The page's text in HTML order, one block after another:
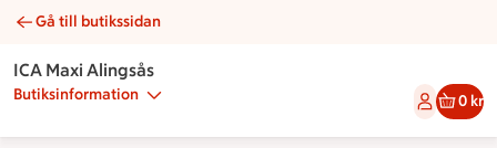
Blåbärsmuffins | Catering ICA Maxi Alingsås
Gå till butikssidan
ICA Maxi Alingsås
Butiksinformation 0 kr